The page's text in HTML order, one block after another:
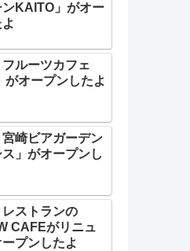
ンKAITO」がオー
フルーツカフェ
がオープンしたよ
宮崎ビアガーデン
ス」がオープンし
レストランの
CAFEがリニュ
プンしたよ